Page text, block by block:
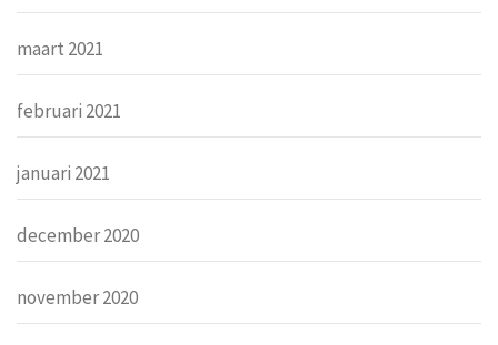
maart 2021
februari 2021
januari 2021
december 2020
november 2020